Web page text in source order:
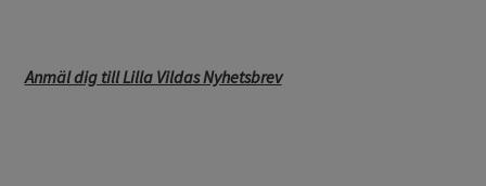
Anmäl dig till Lilla Vildas Nyhetsbrev